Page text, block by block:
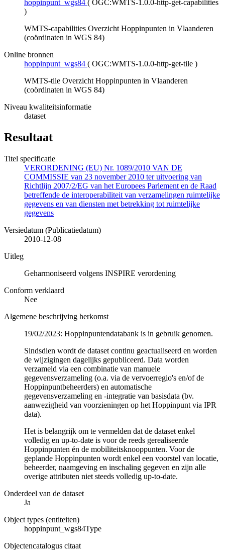
hoppinpunt_wgs84 ( OGC:WMTS-1.0.0-http-get-capabilities
)
WMTS-capabilities Overzicht Hoppinpunten in Vlaanderen
(coördinaten in WGS 84)
Online bronnen
hoppinpunt_wgs84 ( OGC:WMTS-1.0.0-http-get-tile )
WMTS-tile Overzicht Hoppinpunten in Vlaanderen
(coördinaten in WGS 84)
Niveau kwaliteitsinformatie
dataset
Resultaat
Titel specificatie
VERORDENING (EU) Nr. 1089/2010 VAN DE
COMMISSIE van 23 november 2010 ter uitvoering van
Richtlijn 2007/2/EG van het Europees Parlement en de Raad
betreffende de interoperabiliteit van verzamelingen ruimtelijke
gegevens en van diensten met betrekking tot ruimtelijke
gegevens
Versiedatum (Publicatiedatum)
2010-12-08
Uitleg
Geharmoniseerd volgens INSPIRE verordening
Conform verklaard
Nee
Algemene beschrijving herkomst
19/02/2023: Hoppinpuntendatabank is in gebruik genomen.
Sindsdien wordt de dataset continu geactualiseerd en worden
de wijzigingen dagelijks gepubliceerd. Data worden
verzameld via een combinatie van manuele
gegevensverzameling (o.a. via de vervoerregio's en/of de
Hoppinpuntbeheerders) en automatische
gegevensverzameling en -integratie van basisdata (bv.
aanwezigheid van voorzieningen op het Hoppinpunt via IPR
data).
Het is belangrijk om te vermelden dat de dataset enkel
volledig en up-to-date is voor de reeds gerealiseerde
Hoppinpunten én de mobiliteitsknooppunten. Voor de
geplande Hoppinpunten wordt enkel een voorstel van locatie,
beheerder, naamgeving en inschaling gegeven en zijn alle
overige attributen niet steeds volledig up-to-date.
Onderdeel van de dataset
Ja
Object types (entiteiten)
hoppinpunt_wgs84Type
Objectencatalogus citaat